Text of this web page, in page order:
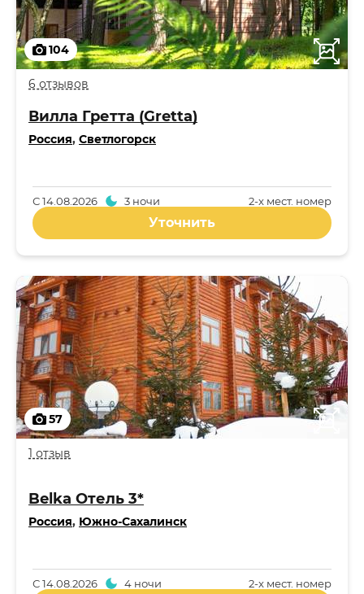
104
6 отзывов
Вилла Гретта (Gretta)
Россия, Светлогорск
2-x мест. номер
С14.08.2026 3 ночи
Уточнить
57
1 отзыв
Belka Отель 3*
Россия, Южно-Сахалинск
2-x мест. номер
С14.08.2026 4 ночи